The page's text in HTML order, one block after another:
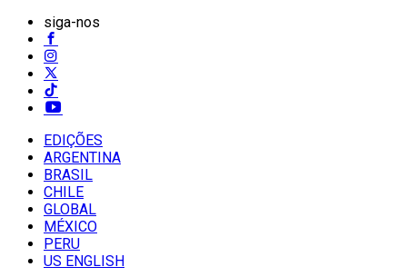
siga-nos
EDIÇÕES
ARGENTINA
BRASIL
CHILE
GLOBAL
MÉXICO
PERU
US ENGLISH